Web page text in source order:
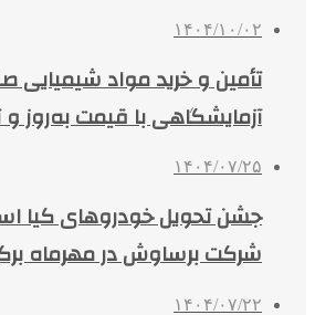
۱۴۰۴/۱۰/۰۲
تأمین و خرید مواد شیمیایی
آزمایشگاهی با قیمت به‌روز
۱۴۰۴/۰۷/۲۵
جشن تحویل خودروهای کیا
شرکت برساوش در مهرماه
۱۴۰۴/۰۷/۲۲